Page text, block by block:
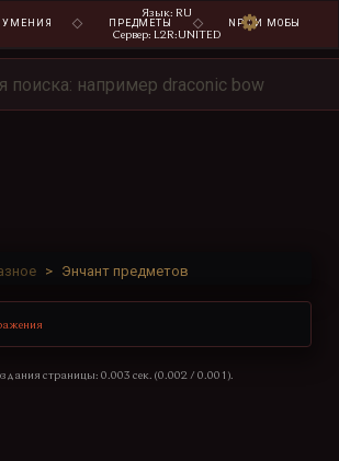
УМЕНИЯ ПРЕДМЕТЫ NPC И МОБЫ
Язык: RU
Сервер: L2R:UNITED
Энчант предметов
страницы: 0.003 сек. (0.002 / 0.001).